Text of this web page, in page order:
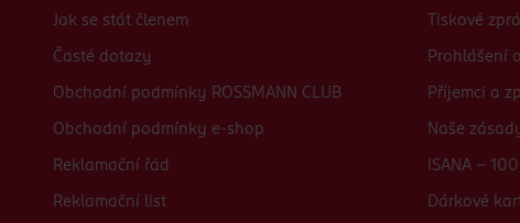
Jak se stát členem
Časté dotazy
Obchodní podmínky ROSSMANN CLUB
Obchodní podmínky e-shop
Reklamační řád
Reklamační list
Tiskové
Prohlášení
Příjemci a
Naše
ISANA -
Dárkové